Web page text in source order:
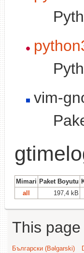
vim-
Mimari Paket Boyutu
all
197,4 kB
This
Български (Bəlgarski)